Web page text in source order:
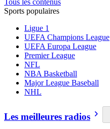
Tous les contenus
Sports populaires
Ligue 1
UEFA Champions League
UEFA Europa League
Premier League
NFL
NBA Basketball
Major League Baseball
NHL
Les meilleures radios